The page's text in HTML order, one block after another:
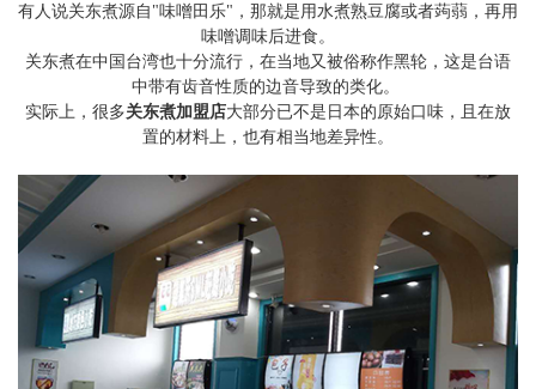
有人说关东煮源自"味噌田乐"，那就是用水煮熟豆腐或者蒟蒻，再用
味噌调味后进食。
关东煮在中国台湾也十分流行，在当地又被俗称作黑轮，这是台语
中带有齿音性质的边音导致的类化。
实际上，很多关东煮加盟店大部分已不是日本的原始口味，且在放
置的材料上，也有相当地差异性。